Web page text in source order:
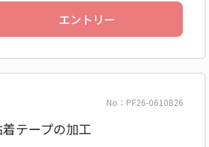
エントリー
No：PF26-0610826
テープの加工